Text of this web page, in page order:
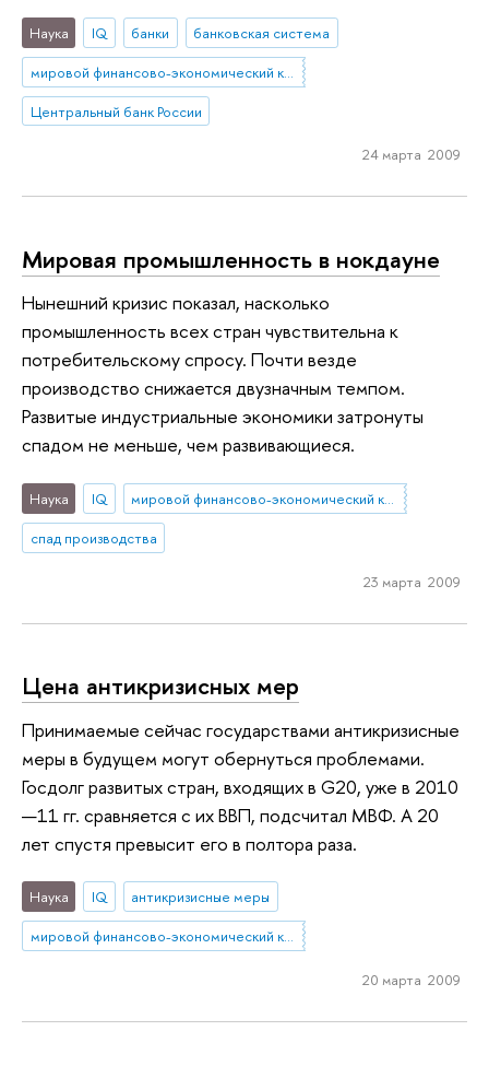
Наука IQ банки
банковская система
мировой финансово-экономический кризис
Центральный банк России
24 марта 2009
Мировая промышленность в нокдауне
Нынешний кризис показал, насколько
промышленность всех стран чувствительна к
потребительскому спросу. Почти везде
производство снижается двузначным темпом.
Развитые индустриальные экономики затронуты
спадом не меньше, чем развивающиеся.
Наука IQ
мировой финансово-экономический кризис
спад производства
23 марта 2009
Цена антикризисных мер
Принимаемые сейчас государствами антикризисные
меры в будущем могут обернуться проблемами.
Госдолг развитых стран, входящих в G20, уже в 2010
—11 гг. сравняется с их ВВП, подсчитал МВФ. А 20
лет спустя превысит его в полтора раза.
Наука IQ
антикризисные меры
мировой финансово-экономический кризис
20 марта 2009